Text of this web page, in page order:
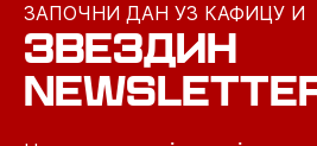
ЗАПОЧНИ ДАН УЗ КАФИЦУ И
ЗВЕЗДИН